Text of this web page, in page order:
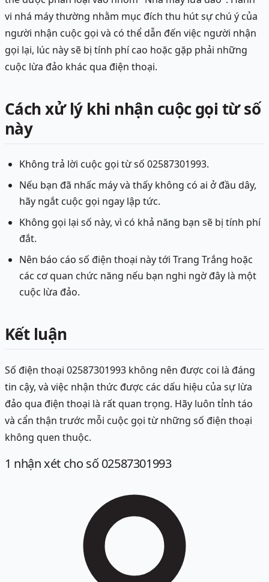
vi nhá máy thường nhằm mục đích thu hút sự chú ý của
người nhận cuộc gọi và có thể dẫn đến việc người nhận
gọi lại, lúc này sẽ bị tính phí cao hoặc gặp phải những
cuộc lừa đảo khác qua điện thoại.
Cách xử lý khi nhận cuộc gọi từ số
này
Không trả lời cuộc gọi từ số 02587301993.
Nếu bạn đã nhấc máy và thấy không có ai ở đầu dây,
hãy ngắt cuộc gọi ngay lập tức.
Không gọi lại số này, vì có khả năng bạn sẽ bị tính phí
đắt.
Nên báo cáo số điện thoại này tới Trang Trắng hoặc
các cơ quan chức năng nếu bạn nghi ngờ đây là một
cuộc lừa đảo.
Kết luận
Số điện thoại 02587301993 không nên được coi là đáng
tin cậy, và việc nhận thức được các dấu hiệu của sự lừa
đảo qua điện thoại là rất quan trọng. Hãy luôn tỉnh táo
và cẩn thận trước mỗi cuộc gọi từ những số điện thoại
không quen thuộc.
1 nhận xét cho số 02587301993